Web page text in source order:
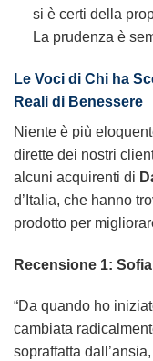
si è certi della
La prudenza è
Le Voci di Chi ha
Reali di Benessere
Niente è più
dirette dei nostri
alcuni acquirenti di
d’Italia, che hanno
prodotto per
Recensione 1:
“Da quando ho
cambiata
sopraffatta